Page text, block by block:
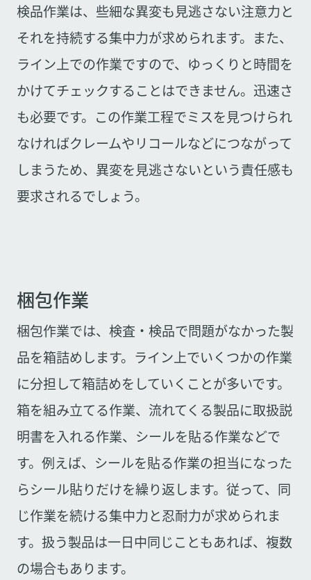
検品作業は、些細な異変も見逃さない注意力と
それを持続する集中力が求められます。また、
ライン上での作業ですので、ゆっくりと時間を
かけてチェックすることはできません。迅速さ
も必要です。この作業工程でミスを見つけられ
なければクレームやリコールなどにつながって
しまうため、異変を見逃さないという責任感も
要求されるでしょう。
梱包作業
梱包作業では、検査・検品で問題がなかった製
品を箱詰めします。ライン上でいくつかの作業
に分担して箱詰めをしていくことが多いです。
箱を組み立てる作業、流れてくる製品に取扱説
明書を入れる作業、シールを貼る作業などで
す。例えば、シールを貼る作業の担当になった
らシール貼りだけを繰り返します。従って、同
じ作業を続ける集中力と忍耐力が求められま
す。扱う製品は一日中同じこともあれば、複数
の場合もあります。